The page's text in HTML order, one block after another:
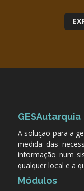
GESAutarquia
A solução para a
medida das
informação num
qualquer local e a
Módulos